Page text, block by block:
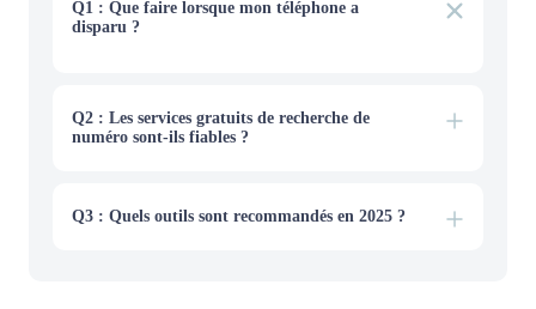
Q1 : Que faire lorsque mon téléphone a
disparu ?
Utilisez Google Find My Device (Android) ou Apple
Find My (iPhone) pour localiser, verrouiller ou
effacer votre téléphone.
Modifiez les mots de passe des comptes importants
Q2 : Les services gratuits de recherche de
numéro sont-ils fiables ?
Q3 : Quels outils sont recommandés en 2025 ?